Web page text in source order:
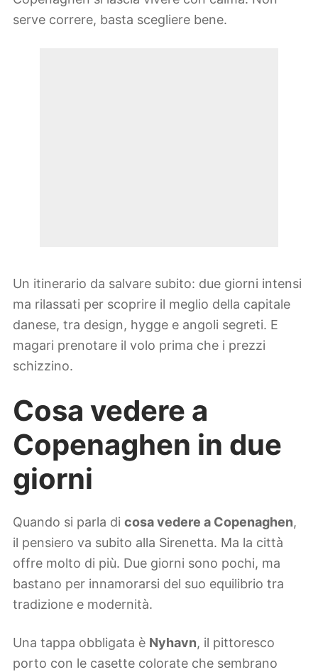
serve correre, basta scegliere bene.
Un itinerario da salvare subito: due giorni intensi
ma rilassati per scoprire il meglio della capitale
danese, tra design, hygge e angoli segreti. E
magari prenotare il volo prima che i prezzi
schizzino.
Cosa vedere a
Copenaghen in due
giorni
Quando si parla di cosa vedere a Copenaghen,
il pensiero va subito alla Sirenetta. Ma la città
offre molto di più. Due giorni sono pochi, ma
bastano per innamorarsi del suo equilibrio tra
tradizione e modernità.
Una tappa obbligata è Nyhavn, il pittoresco
porto con le casette colorate che sembrano